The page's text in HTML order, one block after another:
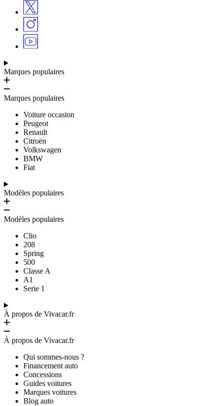
Marques populaires
Marques populaires
Voiture occasion
Peugeot
Renault
Citroën
Volkswagen
BMW
Fiat
Modèles populaires
Modèles populaires
Clio
208
Spring
500
Classe A
A1
Serie 1
À propos de Vivacar.fr
À propos de Vivacar.fr
Qui sommes-nous ?
Financement auto
Concessions
Guides voitures
Marques voitures
Blog auto